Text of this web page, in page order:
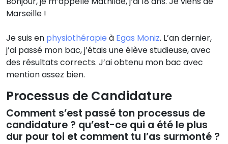
Marseille !
Je suis en physiothérapie à Egas Moniz. L’an dernier,
j’ai passé mon bac, j’étais une élève studieuse, avec
des résultats corrects. J’ai obtenu mon bac avec
mention assez bien.
Processus de Candidature
Comment s’est passé ton processus de
candidature ? qu’est-ce qui a été le plus
dur pour toi et comment tu l’as surmonté ?